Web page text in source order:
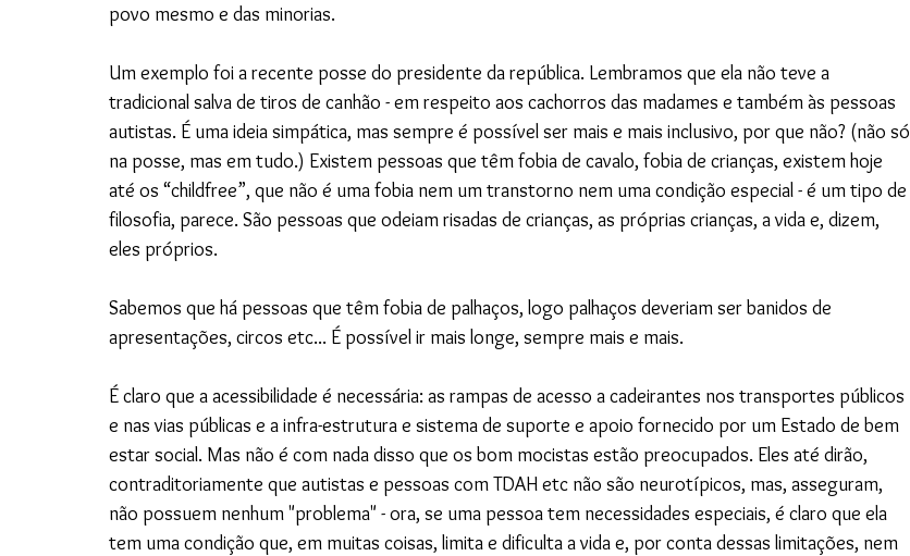
povo mesmo e das minorias.
Um exemplo foi a recente posse do presidente da república. Lembramos que ela não teve a
tradicional salva de tiros de canhão - em respeito aos cachorros das madames e também às pessoas
autistas. É uma ideia simpática, mas sempre é possível ser mais e mais inclusivo, por que não? (não só
na posse, mas em tudo.) Existem pessoas que têm fobia de cavalo, fobia de crianças, existem hoje
até os “childfree”, que não é uma fobia nem um transtorno nem uma condição especial - é um tipo de
filosofia, parece. São pessoas que odeiam risadas de crianças, as próprias crianças, a vida e, dizem,
eles próprios.
Sabemos que há pessoas que têm fobia de palhaços, logo palhaços deveriam ser banidos de
apresentações, circos etc... É possível ir mais longe, sempre mais e mais.
É claro que a acessibilidade é necessária: as rampas de acesso a cadeirantes nos transportes públicos
e nas vias públicas e a infra-estrutura e sistema de suporte e apoio fornecido por um Estado de bem
estar social. Mas não é com nada disso que os bom mocistas estão preocupados. Eles até dirão,
contraditoriamente que autistas e pessoas com TDAH etc não são neurotípicos, mas, asseguram,
não possuem nenhum "problema" - ora, se uma pessoa tem necessidades especiais, é claro que ela
tem uma condição que, em muitas coisas, limita e dificulta a vida e, por conta dessas limitações, nem